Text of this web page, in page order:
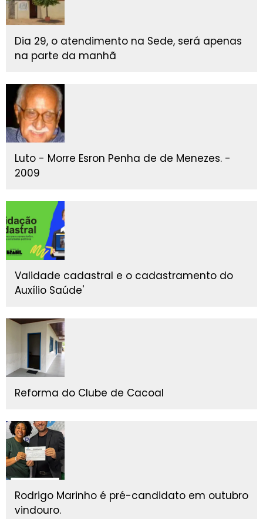
Dia 29, o atendimento na Sede, será apenas
na parte da manhã
Luto - Morre Esron Penha de de Menezes. -
2009
Validade cadastral e o cadastramento do
Auxílio Saúde'
Reforma do Clube de Cacoal
Rodrigo Marinho é pré-candidato em outubro
vindouro.